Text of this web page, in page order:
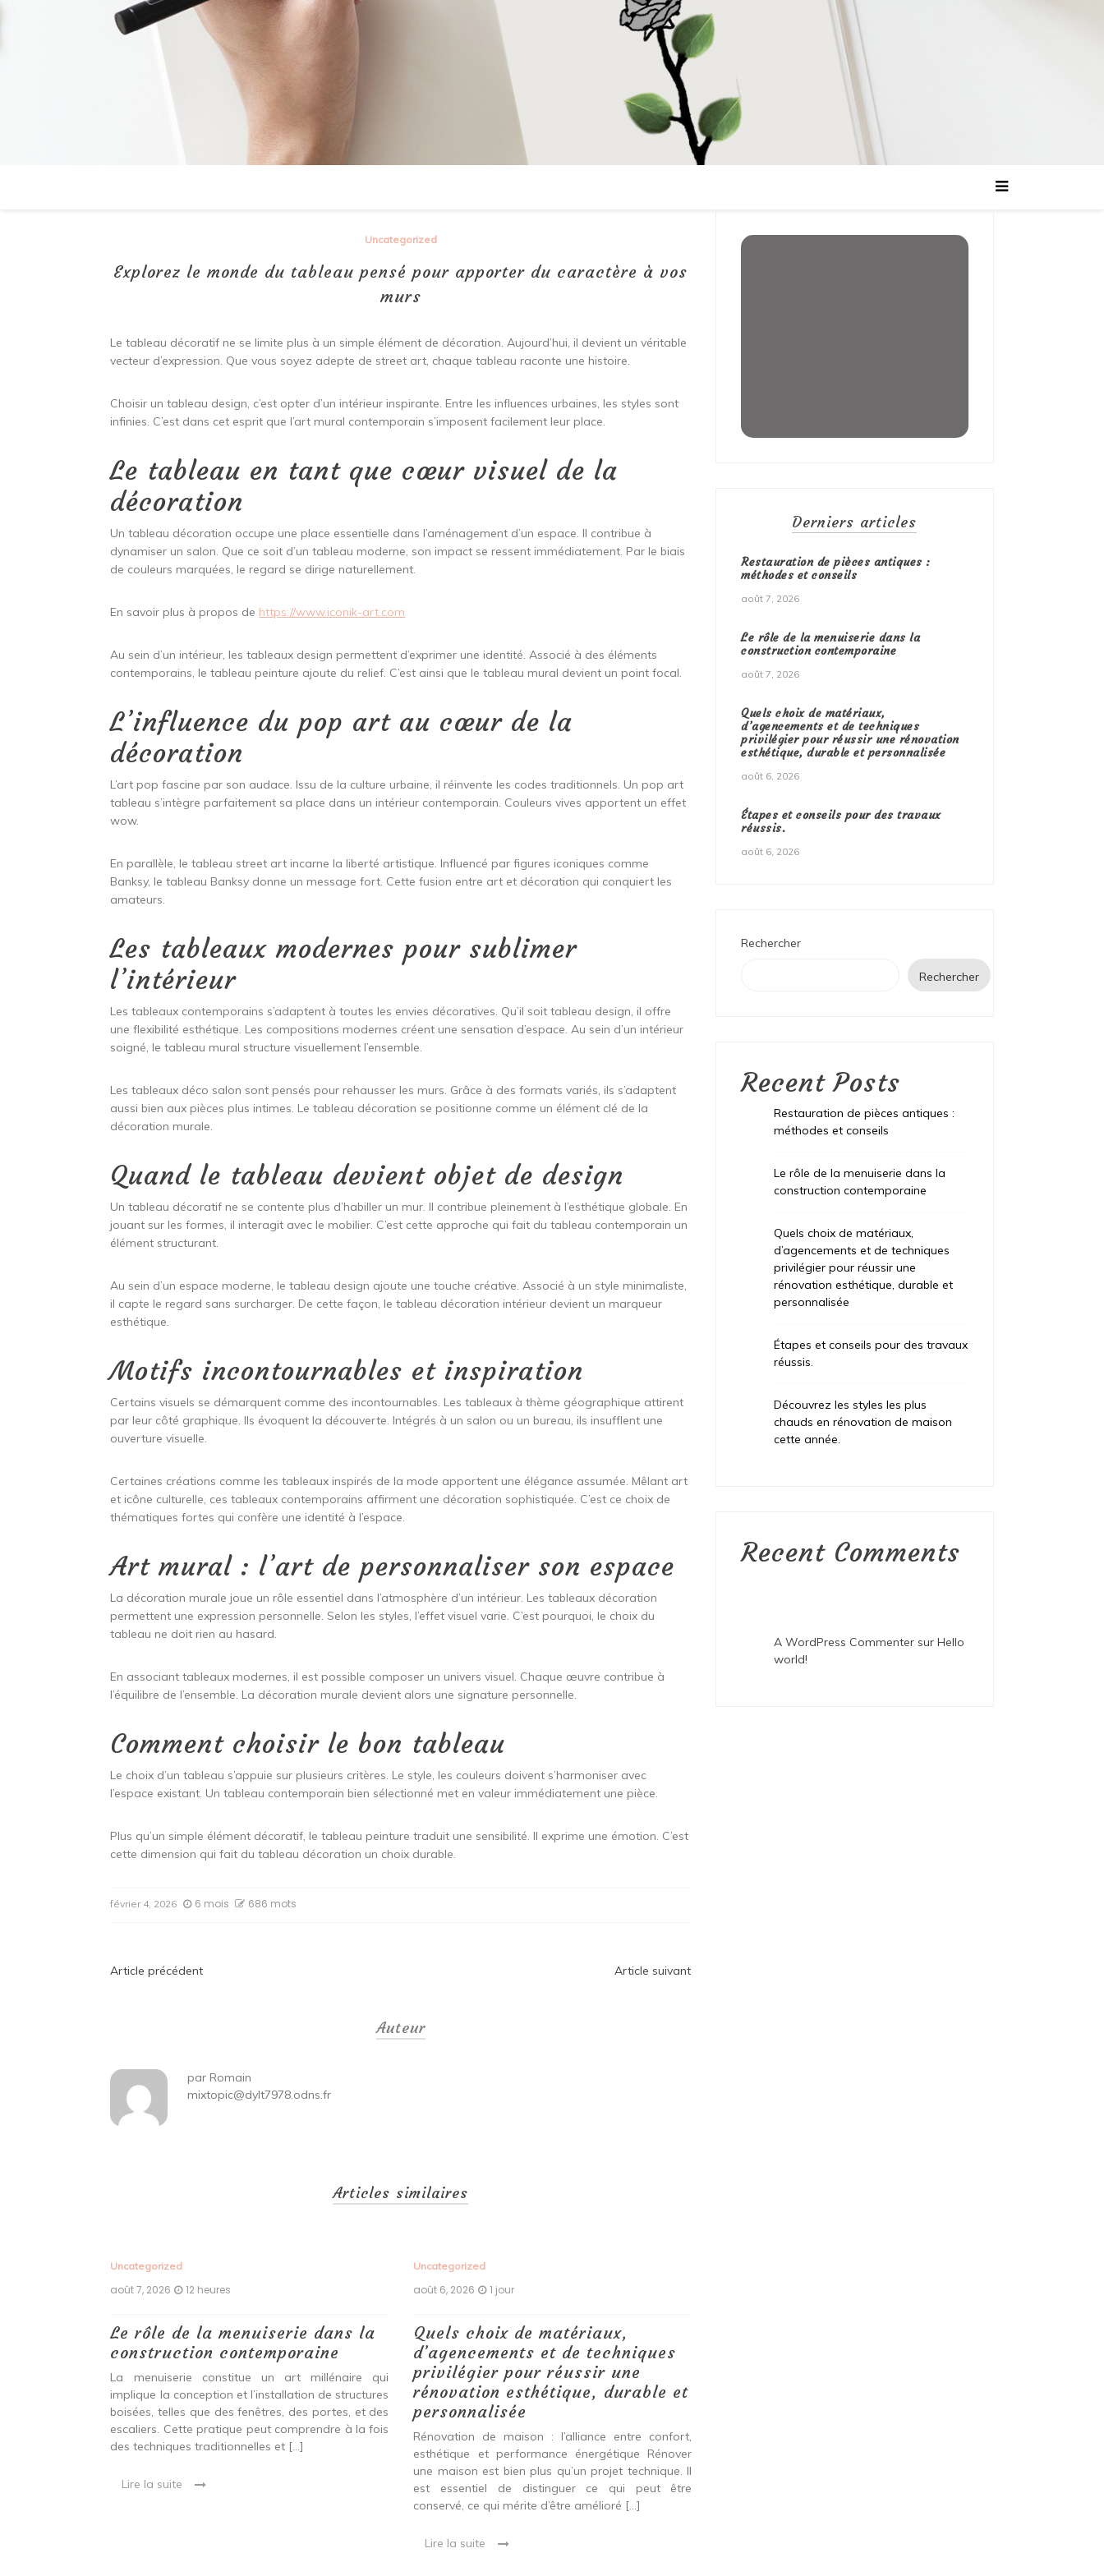
Uncategorized
Explorez le monde du tableau pensé pour apporter du caractère à vos
murs
Le tableau décoratif ne se limite plus à un simple élément de décoration. Aujourd’hui, il devient un véritable
vecteur d’expression. Que vous soyez adepte de street art, chaque tableau raconte une histoire.
Choisir un tableau design, c’est opter d’un intérieur inspirante. Entre les influences urbaines, les styles sont
infinies. C’est dans cet esprit que l’art mural contemporain s’imposent facilement leur place.
Le tableau en tant que cœur visuel de la
décoration
Un tableau décoration occupe une place essentielle dans l’aménagement d’un espace. Il contribue à
dynamiser un salon. Que ce soit d’un tableau moderne, son impact se ressent immédiatement. Par le biais
de couleurs marquées, le regard se dirige naturellement.
En savoir plus à propos de https://www.iconik-art.com
Au sein d’un intérieur, les tableaux design permettent d’exprimer une identité. Associé à des éléments
contemporains, le tableau peinture ajoute du relief. C’est ainsi que le tableau mural devient un point focal.
L’influence du pop art au cœur de la
décoration
L’art pop fascine par son audace. Issu de la culture urbaine, il réinvente les codes traditionnels. Un pop art
tableau s’intègre parfaitement sa place dans un intérieur contemporain. Couleurs vives apportent un effet
wow.
En parallèle, le tableau street art incarne la liberté artistique. Influencé par figures iconiques comme
Banksy, le tableau Banksy donne un message fort. Cette fusion entre art et décoration qui conquiert les
amateurs.
Les tableaux modernes pour sublimer
l’intérieur
Les tableaux contemporains s’adaptent à toutes les envies décoratives. Qu’il soit tableau design, il offre
une flexibilité esthétique. Les compositions modernes créent une sensation d’espace. Au sein d’un intérieur
soigné, le tableau mural structure visuellement l’ensemble.
Les tableaux déco salon sont pensés pour rehausser les murs. Grâce à des formats variés, ils s’adaptent
aussi bien aux pièces plus intimes. Le tableau décoration se positionne comme un élément clé de la
décoration murale.
Quand le tableau devient objet de design
Un tableau décoratif ne se contente plus d’habiller un mur. Il contribue pleinement à l’esthétique globale. En
jouant sur les formes, il interagit avec le mobilier. C’est cette approche qui fait du tableau contemporain un
élément structurant.
Au sein d’un espace moderne, le tableau design ajoute une touche créative. Associé à un style minimaliste,
il capte le regard sans surcharger. De cette façon, le tableau décoration intérieur devient un marqueur
esthétique.
Motifs incontournables et inspiration
Certains visuels se démarquent comme des incontournables. Les tableaux à thème géographique attirent
par leur côté graphique. Ils évoquent la découverte. Intégrés à un salon ou un bureau, ils insufflent une
ouverture visuelle.
Certaines créations comme les tableaux inspirés de la mode apportent une élégance assumée. Mêlant art
et icône culturelle, ces tableaux contemporains affirment une décoration sophistiquée. C’est ce choix de
thématiques fortes qui confère une identité à l’espace.
Art mural : l’art de personnaliser son espace
La décoration murale joue un rôle essentiel dans l’atmosphère d’un intérieur. Les tableaux décoration
permettent une expression personnelle. Selon les styles, l’effet visuel varie. C’est pourquoi, le choix du
tableau ne doit rien au hasard.
En associant tableaux modernes, il est possible composer un univers visuel. Chaque œuvre contribue à
l’équilibre de l’ensemble. La décoration murale devient alors une signature personnelle.
Comment choisir le bon tableau
Le choix d’un tableau s’appuie sur plusieurs critères. Le style, les couleurs doivent s’harmoniser avec
l’espace existant. Un tableau contemporain bien sélectionné met en valeur immédiatement une pièce.
Plus qu’un simple élément décoratif, le tableau peinture traduit une sensibilité. Il exprime une émotion. C’est
cette dimension qui fait du tableau décoration un choix durable.
février 4, 2026 6 mois 686 mots
Navigation
Article précédent Article suivant
Auteur
par Romain
mixtopic@dylt7978.odns.fr
Articles similaires
Uncategorized
août 7, 2026 12 heures
Le rôle de la menuiserie dans la
construction contemporaine
La menuiserie constitue un art millénaire qui
implique la conception et l’installation de structures
boisées, telles que des fenêtres, des portes, et des
escaliers. Cette pratique peut comprendre à la fois
des techniques traditionnelles et […]
Lire la suite
Uncategorized
août 6, 2026 1 jour
Quels choix de matériaux,
d’agencements et de techniques
privilégier pour réussir une
rénovation esthétique, durable et
personnalisée
Rénovation de maison : l’alliance entre confort,
esthétique et performance énergétique Rénover
une maison est bien plus qu’un projet technique. Il
est essentiel de distinguer ce qui peut être
conservé, ce qui mérite d’être amélioré […]
Lire la suite
Derniers articles
Restauration de pièces antiques :
méthodes et conseils
août 7, 2026
Le rôle de la menuiserie dans la
construction contemporaine
août 7, 2026
Quels choix de matériaux,
d’agencements et de techniques
privilégier pour réussir une rénovation
esthétique, durable et personnalisée
août 6, 2026
Étapes et conseils pour des travaux
réussis.
août 6, 2026
Rechercher
Rechercher
Recent Posts
Restauration de pièces antiques :
méthodes et conseils
Le rôle de la menuiserie dans la
construction contemporaine
Quels choix de matériaux,
d’agencements et de techniques
privilégier pour réussir une
rénovation esthétique, durable et
personnalisée
Étapes et conseils pour des travaux
réussis.
Découvrez les styles les plus
chauds en rénovation de maison
cette année.
Recent Comments
A WordPress Commenter surHello
world!